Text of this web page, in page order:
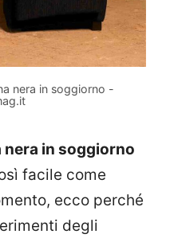
nera in soggiorno -
in soggiorno
facile come
ecco perché
degli